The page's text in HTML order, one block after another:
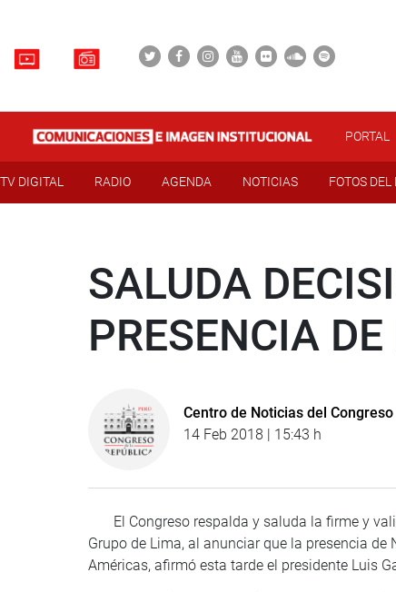
PORTAL
TV DIGITAL RADIO AGENDA NOTICIAS FOTOS DEL
SALUDA
PRESENCIA
Centro de Noticias del Congreso
14 Feb 2018 | 15:43 h
El Congreso respalda y saluda la firme y
Grupo de Lima, al anunciar que la presencia
Américas, afirmó esta tarde el presidente Luis